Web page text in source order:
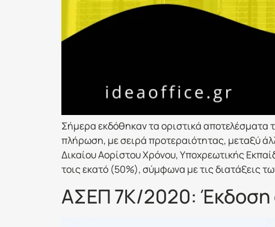
Σήμερα εκδόθηκαν τα οριστικά
πλήρωση, με σειρά προτεραιότητας, μεταξύ
Δικαίου Αορίστου Χρόνου, Υποχρεωτικής
τοις εκατό (50%), σύμφωνα με τις διατάξεις
ΑΣΕΠ 7Κ/2020: Έκδοση